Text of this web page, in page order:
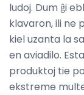
ludoj. Dum ĝi
klavaron, ili ne
kiel uzanta la
en aviadilo.
produktoj tie
ekstreme